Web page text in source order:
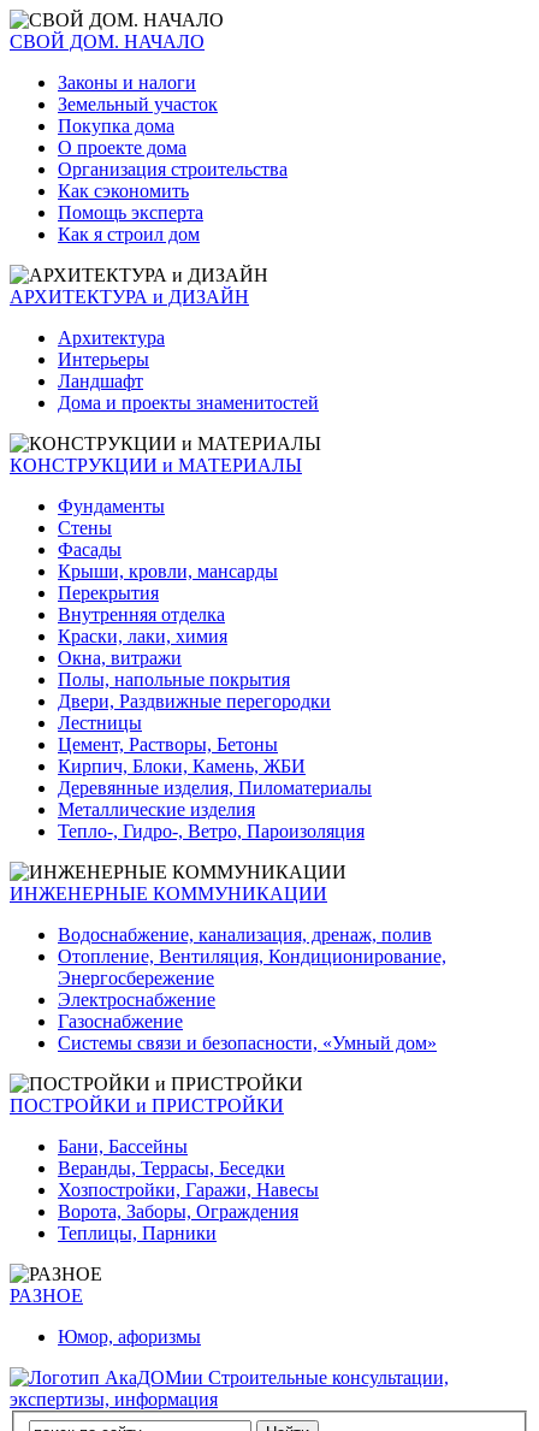
СВОЙ ДОМ. НАЧАЛО
Законы и налоги
Земельный участок
Покупка дома
О проекте дома
Организация строительства
Как сэкономить
Помощь эксперта
Как я строил дом
АРХИТЕКТУРА и ДИЗАЙН
Архитектура
Интерьеры
Ландшафт
Дома и проекты знаменитостей
КОНСТРУКЦИИ и МАТЕРИАЛЫ
Фундаменты
Стены
Фасады
Крыши, кровли, мансарды
Перекрытия
Внутренняя отделка
Краски, лаки, химия
Окна, витражи
Полы, напольные покрытия
Двери, Раздвижные перегородки
Лестницы
Цемент, Растворы, Бетоны
Кирпич, Блоки, Камень, ЖБИ
Деревянные изделия, Пиломатериалы
Металлические изделия
Тепло-, Гидро-, Ветро, Пароизоляция
ИНЖЕНЕРНЫЕ КОММУНИКАЦИИ
Водоснабжение, канализация, дренаж, полив
Отопление, Вентиляция, Кондиционирование,
Энергосбережение
Электроснабжение
Газоснабжение
Системы связи и безопасности, «Умный дом»
ПОСТРОЙКИ и ПРИСТРОЙКИ
Бани, Бассейны
Веранды, Террасы, Беседки
Хозпостройки, Гаражи, Навесы
Ворота, Заборы, Ограждения
Теплицы, Парники
РАЗНОЕ
Юмор, афоризмы
Строительные консультации,
экспертизы, информация